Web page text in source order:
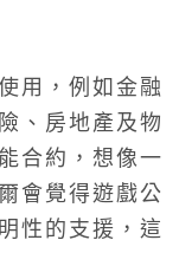
用，例如金融
、房地產及物
合約，想像一
會覺得遊戲公
性的支援，這